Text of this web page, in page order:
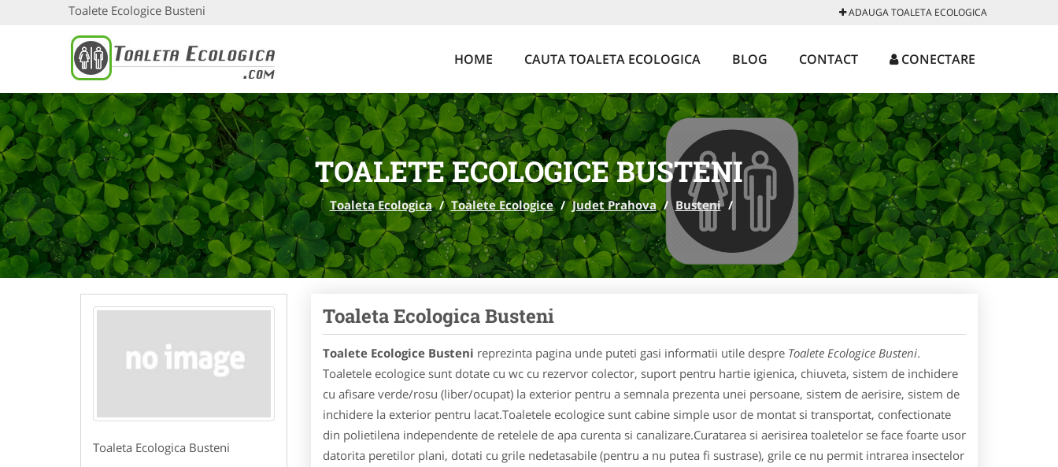
Toalete Ecologice Busteni ADAUGA TOALETA ECOLOGICA
HOME CAUTA TOALETA ECOLOGICA BLOG CONTACT CONECTARE
TOALETE ECOLOGICE BUSTENI
Toaleta Ecologica / Toalete Ecologice / Judet Prahova / Busteni /
Toaleta Ecologica Busteni
Toaleta Ecologica Busteni
Toalete Ecologice Busteni reprezinta pagina unde puteti gasi informatii utile despre Toalete Ecologice Busteni.
Toaletele ecologice sunt dotate cu wc cu rezervor colector, suport pentru hartie igienica, chiuveta, sistem de inchidere
cu afisare verde/rosu (liber/ocupat) la exterior pentru a semnala prezenta unei persoane, sistem de aerisire, sistem de
inchidere la exterior pentru lacat.Toaletele ecologice sunt cabine simple usor de montat si transportat, confectionate
din polietilena independente de retelele de apa curenta si canalizare.Curatarea si aerisirea toaletelor se face foarte usor
datorita peretilor plani, dotati cu grile nedetasabile (pentru a nu putea fi sustrase), grile ce nu permit intrarea insectelor